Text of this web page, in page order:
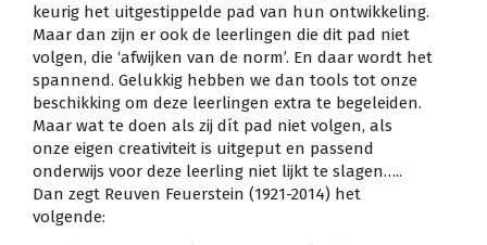
keurig het uitgestippelde pad van hun ontwikkeling.
Maar dan zijn er ook de leerlingen die dit pad niet
volgen, die ‘afwijken van de norm’. En daar wordt het
spannend. Gelukkig hebben we dan tools tot onze
beschikking om deze leerlingen extra te begeleiden.
Maar wat te doen als zij dít pad niet volgen, als
onze eigen creativiteit is uitgeput en passend
onderwijs voor deze leerling niet lijkt te slagen…..
Dan zegt Reuven Feuerstein (1921-2014) het
volgende: